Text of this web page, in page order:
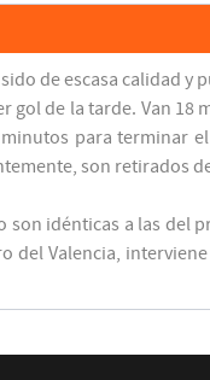
de escasa calidad
de la tarde. Van 18
para terminar
son retirados
idénticas a las del
Valencia,